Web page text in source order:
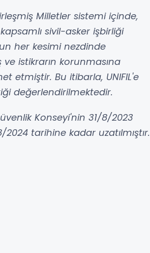
Milletler sistemi içinde,
sivil-asker işbirliği
her kesimi nezdinde
istikrarın korunmasına
etmiştir. Bu itibarla, UNIFIL'e
değerlendirilmektedir.
Konseyi'nin 31/8/2023
2024 tarihine kadar uzatılmıştır.